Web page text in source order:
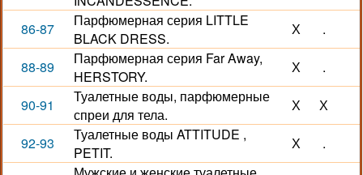
86-87
Парфюмерная серия LITTLE
BLACK DRESS.
Х .
88-89
Парфюмерная серия Far Away,
HERSTORY.
Х .
90-91
Туалетные воды, парфюмерные
спреи для тела.
Х Х
92-93
Туалетные воды ATTITUDE ,
PETIT.
Х .